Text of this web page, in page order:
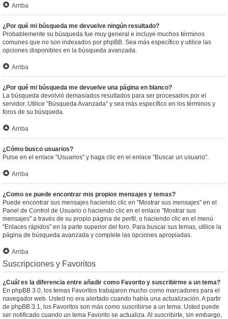
Arriba
¿Por qué mi búsqueda me devuelve ningún resultado?
Probablemente su búsqueda fue muy general e incluye muchos términos
comunes que no son indexados por phpBB. Sea más específico y utilice las
opciones disponibles en la búsqueda avanzada.
Arriba
¿Por qué mi búsqueda me devuelve una página en blanco?
La búsqueda devolvió demasiados resultados para ser procesados por el
servidor. Utilice "Búsqueda Avanzada" y sea más específico en los términos y
foros de su búsqueda.
Arriba
¿Cómo busco usuarios?
Pulse en el enlace "Usuarios" y haga clic en el enlace "Buscar un usuario".
Arriba
¿Como se puede encontrar mis propios mensajes y temas?
Puede encontrar sus mensajes haciendo clic en "Mostrar sus mensajes" en el
Panel de Control de Usuario o haciendo clic en el enlace "Mostrar sus
mensajes" a través de su propio página de perfil, o haciendo clic en el menú
"Enlaces rápidos" en la parte superior del foro. Para buscar sus temas, utilice la
página de búsqueda avanzada y complete las opciones apropiadas.
Arriba
Suscripciones y Favoritos
¿Cuál es la diferencia entre añadir como Favorito y suscribirme a un tema?
En phpBB 3.0, los temas Favoritos trabajaron mucho como marcadores para el
navegador web. Usted no era alertado cuando había una actualización. A partir
de phpBB 3.1, los Favoritos son más como suscribirse a un tema. Usted puede
ser notificado cuando un tema Favorito se actualiza. Al suscribirte, sin embargo,